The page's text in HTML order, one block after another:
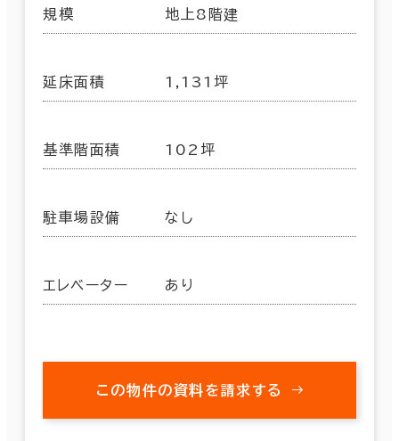
規模 地上8階建
延床面積 1,131坪
基準階面積 102坪
駐車場設備 なし
エレベーター あり
この物件の資料を請求する